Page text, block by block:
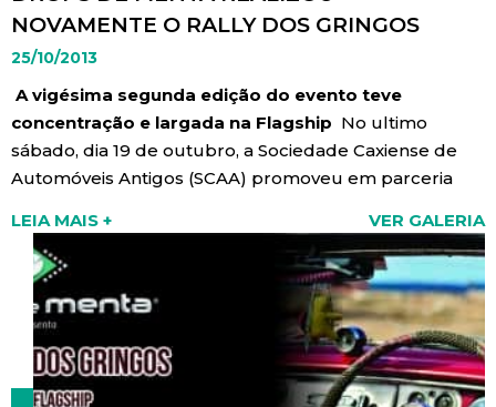
NOVAMENTE O RALLY DOS GRINGOS
25/10/2013
A vigésima segunda edição do evento teve
concentração e largada na Flagship No ultimo
sábado, dia 19 de outubro, a Sociedade Caxiense de
Automóveis Antigos (SCAA) promoveu em parceria
o mais antigo rally de carros antigos do Brasil, tendo
como atrativos mais de 50 modelos de carros, cada
um com no mínimo 25 anos de fabricação.
Patrocinadora do evento, a Drops realizou a largada
do rally pelo quinto ano consecutivo, que este ano
aconteceu a partir das 11:30hs da manhã em frente à
Drops Flagship. A concentração, porém, teve início às
LEIA MAIS + VER GALERIA